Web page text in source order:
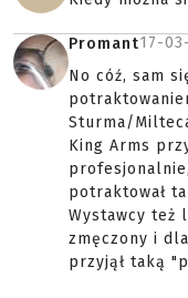
Promant17-
No cóź, sam
Sturma/
King Arms
potraktował
Wystawcy też
zmęczony i
przyjął taką